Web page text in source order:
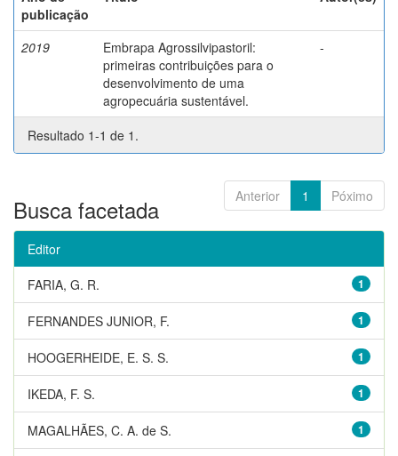
publicação
2019
Embrapa Agrossilvipastoril:
primeiras contribuições para o
desenvolvimento de uma
agropecuária sustentável.
-
Resultado 1-1 de 1.
Anterior 1 Póximo
Busca facetada
Editor
1
FARIA, G. R.
1
FERNANDES JUNIOR, F.
1
HOOGERHEIDE, E. S. S.
1
IKEDA, F. S.
1
MAGALHÃES, C. A. de S.